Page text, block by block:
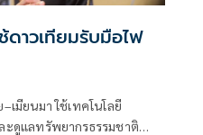
ดาวเทียมรับมือไฟ
เมียนมา ใช้เทคโนโลยี
ะดูแลทรัพยากรธรรมชาติ